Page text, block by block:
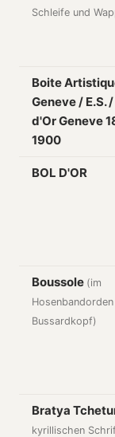
Schleife und
Boite
Geneve / E.S.
d'Or Geneve
1900
BOL D'OR
Boussole (im
Bussardkopf)
Bratya
kyrillischen